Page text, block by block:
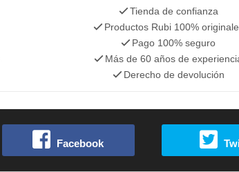
Tienda de confianza
Productos Rubi 100%
Pago 100% seguro
Más de 60 años de
Derecho de devolución
Facebook